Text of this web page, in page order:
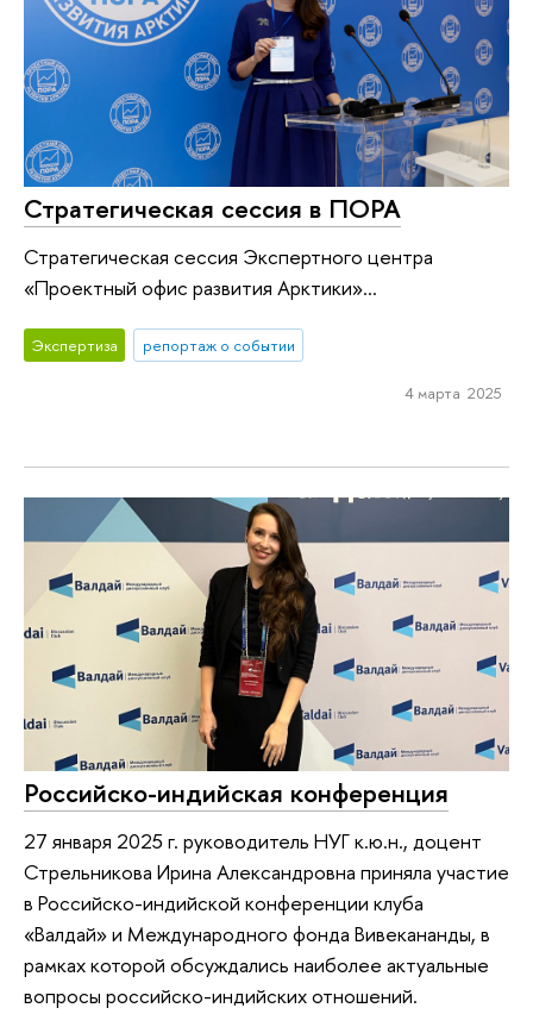
Стратегическая сессия в ПОРА
Стратегическая сессия Экспертного центра
«Проектный офис развития Арктики»...
Экспертиза репортаж о событии
4 марта 2025
Российско-индийская конференция
27 января 2025 г. руководитель НУГ к.ю.н., доцент
Стрельникова Ирина Александровна приняла участие
в Российско-индийской конференции клуба
«Валдай» и Международного фонда Вивекананды, в
рамках которой обсуждались наиболее актуальные
вопросы российско-индийских отношений.